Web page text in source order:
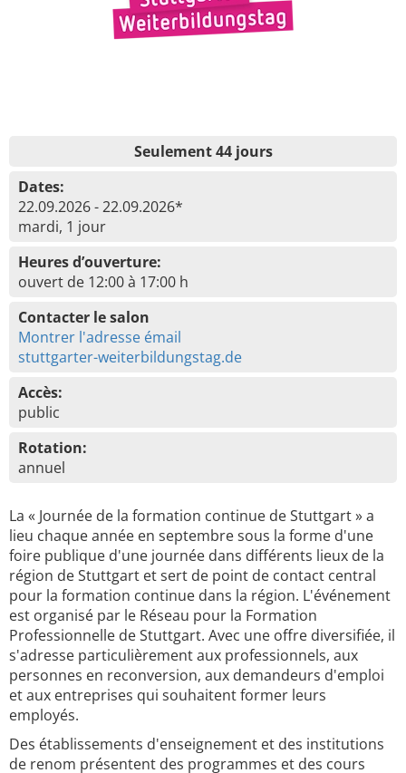
Seulement 44 jours
Dates:
22.09.2026 - 22.09.2026*
mardi, 1 jour
Heures d’ouverture:
ouvert de 12:00 à 17:00 h
Contacter le salon
Montrer l'adresse émail
stuttgarter-weiterbildungstag.de
Accès:
public
Rotation:
annuel
La « Journée de la formation continue de Stuttgart » a
lieu chaque année en septembre sous la forme d'une
foire publique d'une journée dans différents lieux de la
région de Stuttgart et sert de point de contact central
pour la formation continue dans la région. L'événement
est organisé par le Réseau pour la Formation
Professionnelle de Stuttgart. Avec une offre diversifiée, il
s'adresse particulièrement aux professionnels, aux
personnes en reconversion, aux demandeurs d'emploi
et aux entreprises qui souhaitent former leurs
employés.
Des établissements d'enseignement et des institutions
de renom présentent des programmes et des cours